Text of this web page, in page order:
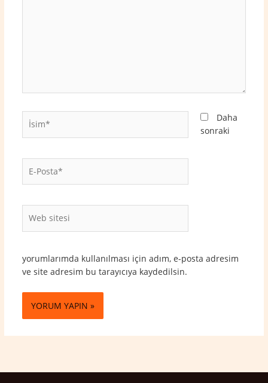
İsim*
Posta*
sitesi
Daha
sonraki
yorumlarımda kullanılması için adım, e-posta adresim
ve site adresim bu tarayıcıya kaydedilsin.